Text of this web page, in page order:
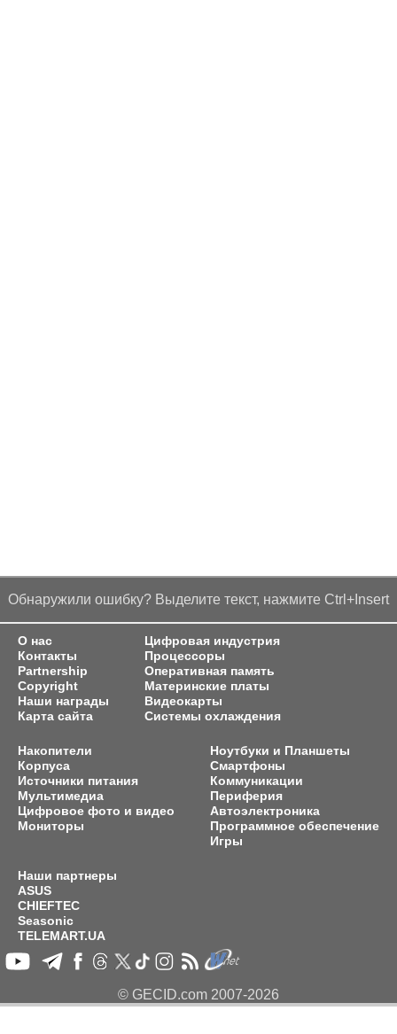
Обнаружили ошибку? Выделите текст, нажмите Ctrl+Insert
О нас
Контакты
Partnership
Copyright
Наши награды
Карта сайта
Цифровая индустрия
Процессоры
Оперативная память
Материнские платы
Видеокарты
Системы охлаждения
Накопители
Корпуса
Источники питания
Мультимедиа
Цифровое фото и видео
Мониторы
Ноутбуки и Планшеты
Смартфоны
Коммуникации
Периферия
Автоэлектроника
Программное обеспечение
Игры
Наши партнеры
ASUS
CHIEFTEC
Seasonic
TELEMART.UA
© GECID.com 2007-2026